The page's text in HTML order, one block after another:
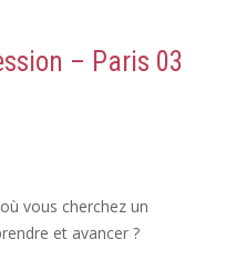
– Paris 03
vous cherchez un
et avancer ?